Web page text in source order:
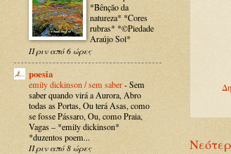
*Bênção da
natureza* *Cores
rubras* *©Piedade
Araújo Sol*
Πριν από 6 ώρες
poesia
emily dickinson / sem saber-Sem
saber quando virá a Aurora, Abro
todas as Portas, Ou terá Asas, como
se fosse Pássaro, Ou, como Praia,
Vagas – *emily dickinson*
*duzentos poem...
Πριν από 8 ώρες